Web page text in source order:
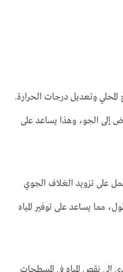
وتعديل درجات الحرارة.
إلى الجو، وهذا يساعد على
على تزويد الغلاف الجوي
مما يساعد على توفير المياه
إلى نقص المياه في المسطحات